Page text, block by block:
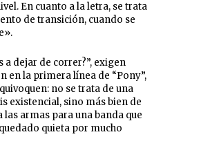
En cuanto a la letra, se trata
de transición, cuando se
a dejar de correr?”, exigen
en la primera línea de “Pony”,
no se trata de una
existencial, sino más bien de
las armas para una banda que
quieta por mucho